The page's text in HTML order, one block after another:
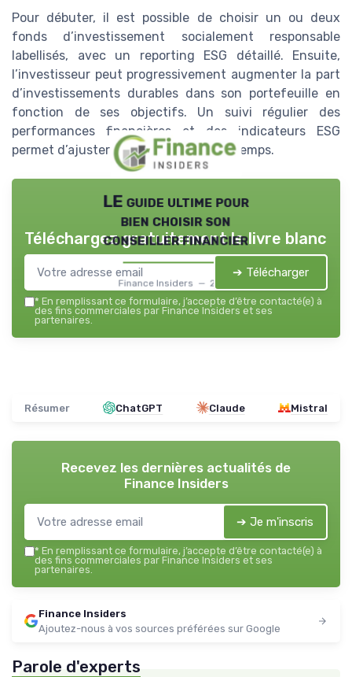
Pour débuter, il est possible de choisir un ou deux
fonds d’investissement socialement responsable
labellisés, avec un reporting ESG détaillé. Ensuite,
l’investisseur peut progressivement augmenter la part
d’investissements durables dans son portefeuille en
fonction de ses objectifs. Un suivi régulier des
performances financières et des indicateurs ESG
permet d’ajuster la stratégie au fil du temps.
LE guide ultime pour
bien choisir son
conseiller financier
Finance Insiders — 2026
Téléchargez gratuitement le livre blanc
➔ Télécharger
* En remplissant ce formulaire, j’accepte d’être contacté(e) à
des fins commerciales par Finance Insiders et ses
partenaires.
Résumer ChatGPT Claude Mistral
Recevez les dernières actualités de
Finance Insiders
➔ Je m'inscris
* En remplissant ce formulaire, j’accepte d’être contacté(e) à
des fins commerciales par Finance Insiders et ses
partenaires.
Finance Insiders
Ajoutez-nous à vos sources préférées sur Google
Parole d'experts